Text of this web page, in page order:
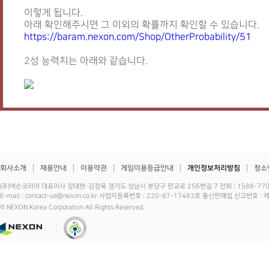
이렇게 됩니다.
아래 확인해주시면 그 이외의 확률까지 확인할 수 있습니다.
https://baram.nexon.com/Shop/OtherProbability/51
2성 능력치는 아래와 같습니다.
회사소개 채용안내 이용약관 게임이용등급안내 개인정보처리방침 청소
(주)넥슨코리아 대표이사 강대현·김정욱 경기도 성남시 분당구 판교로 256번길 7 전화 :
E-mail : contact-us@nexon.co.kr 사업자등록번호 : 220-87-17483호 통신판매업 신고번호 :
© NEXON Korea Corporation All Rights Reserved.